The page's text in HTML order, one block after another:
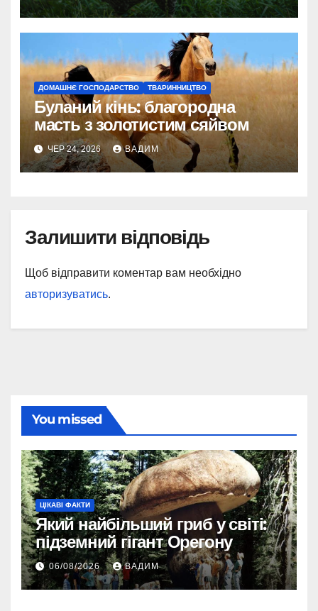
ДОМАШНЄ ГОСПОДАРСТВО ТВАРИННИЦТВО
Буланий кінь: благородна
масть з золотистим сяйвом
ЧЕР 24, 2026 ВАДИМ
Залишити відповідь
Щоб відправити коментар вам необхідно
авторизуватись.
You missed
ЦІКАВІ ФАКТИ
Який найбільший гриб у світі:
підземний гігант Орегону
06/08/2026 ВАДИМ